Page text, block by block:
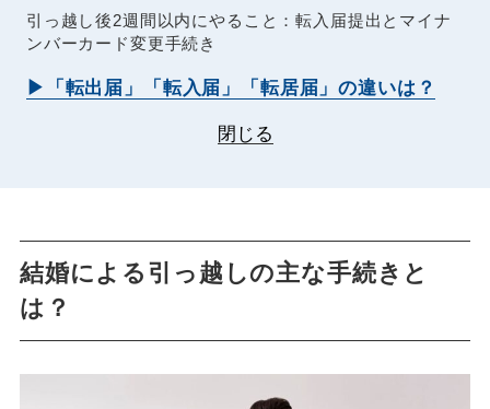
引っ越し後2週間以内にやること：転入届提出とマイナ
ンバーカード変更手続き
▶「転出届」「転入届」「転居届」の違いは？
閉じる
結婚による引っ越しの主な手続きと
は？